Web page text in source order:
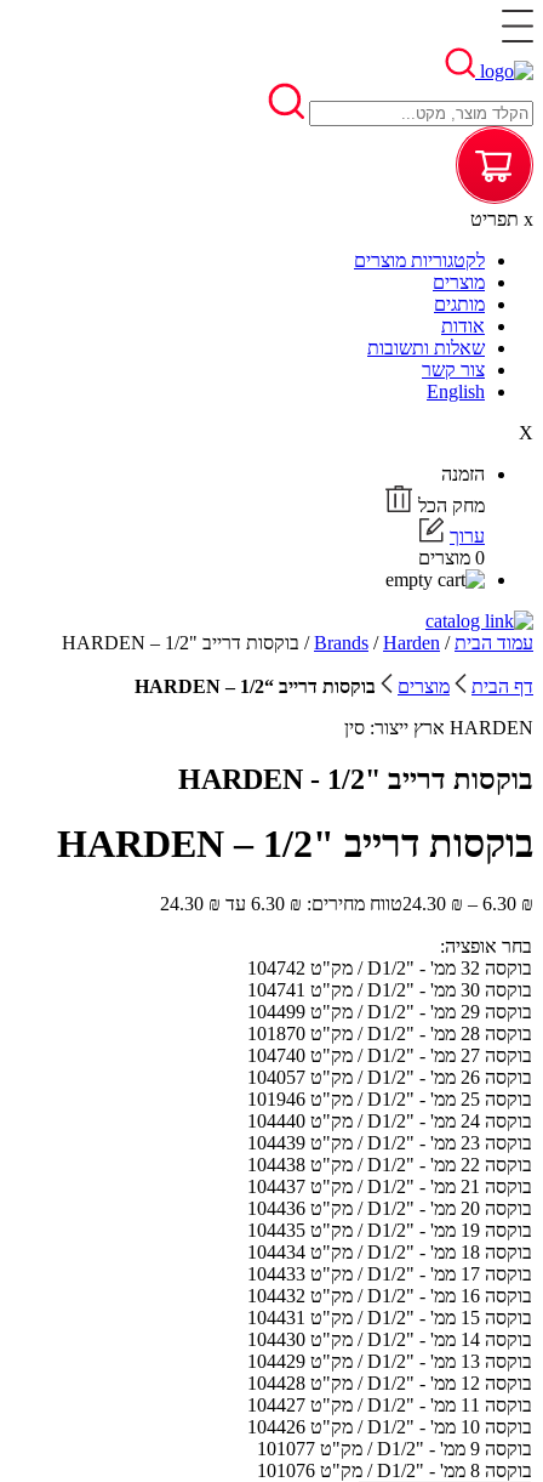
x תפריט
לקטגוריות מוצרים
מוצרים
מותגים
אודות
שאלות ותשובות
צור קשר
English
X
הזמנה
מחק הכל
ערוך
0 מוצרים
עמוד הבית/
Brands /Harden / בוקסות דרייב "1/2 – HARDEN
דף הבית מוצרים
בוקסות דרייב “1/2 – HARDEN
HARDEN ארץ ייצור: סין
בוקסות דרייב "1/2 - HARDEN
בוקסות דרייב "1/2 – HARDEN
6.30 ₪
–
24.30 ₪ טווח מחירים: ⁦6.30 ₪⁩ עד ⁦24.30 ₪⁩
בחר אופציה:
בוקסה 32 ממ' - "D1/2 / מק"ט 104742
בוקסה 30 ממ' - "D1/2 / מק"ט 104741
בוקסה 29 ממ' - "D1/2 / מק"ט 104499
בוקסה 28 ממ' - "D1/2 / מק"ט 101870
בוקסה 27 ממ' - "D1/2 / מק"ט 104740
בוקסה 26 ממ' - "D1/2 / מק"ט 104057
בוקסה 25 ממ' - "D1/2 / מק"ט 101946
בוקסה 24 ממ' - "D1/2 / מק"ט 104440
בוקסה 23 ממ' - "D1/2 / מק"ט 104439
בוקסה 22 ממ' - "D1/2 / מק"ט 104438
בוקסה 21 ממ' - "D1/2 / מק"ט 104437
בוקסה 20 ממ' - "D1/2 / מק"ט 104436
בוקסה 19 ממ' - "D1/2 / מק"ט 104435
בוקסה 18 ממ' - "D1/2 / מק"ט 104434
בוקסה 17 ממ' - "D1/2 / מק"ט 104433
בוקסה 16 ממ' - "D1/2 / מק"ט 104432
בוקסה 15 ממ' - "D1/2 / מק"ט 104431
בוקסה 14 ממ' - "D1/2 / מק"ט 104430
בוקסה 13 ממ' - "D1/2 / מק"ט 104429
בוקסה 12 ממ' - "D1/2 / מק"ט 104428
בוקסה 11 ממ' - "D1/2 / מק"ט 104427
בוקסה 10 ממ' - "D1/2 / מק"ט 104426
בוקסה 9 ממ' - "D1/2 / מק"ט 101077
בוקסה 8 ממ' - "D1/2 / מק"ט 101076